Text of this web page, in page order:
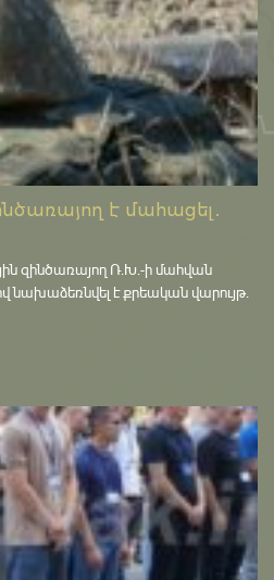
է մահացել․
զինծառայող Ռ.Խ.-ի մահվան
է քրեական վարույթ․